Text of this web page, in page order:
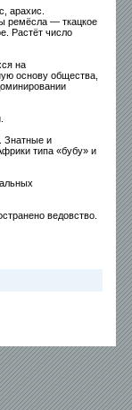
арахис.
ремёсла — ткацкое
Растёт число
на
основу общества,
Знатные и
типа «бубу» и
ведовство.